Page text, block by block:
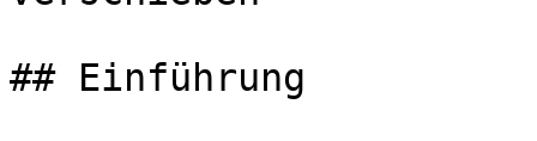
## Einführung